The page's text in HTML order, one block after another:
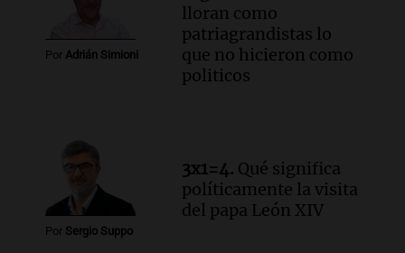
Por Adrián Simioni
lloran como
patriagrandistas lo
que no hicieron como
politicos
Por Sergio Suppo
3x1=4. Qué significa
políticamente la visita
del papa León XIV